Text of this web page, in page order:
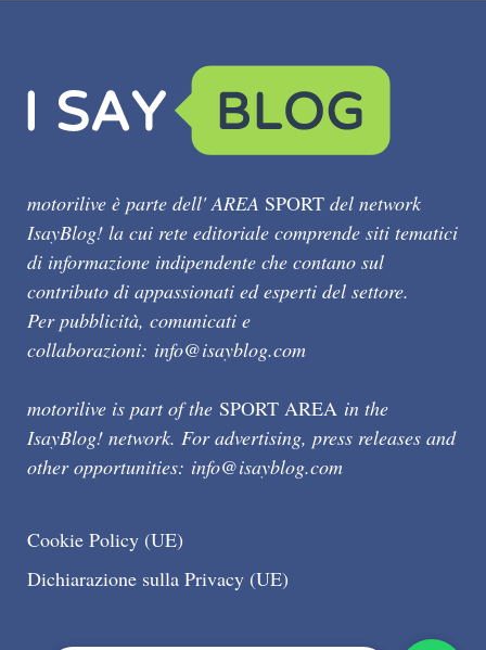
motorilive è parte dell' AREA SPORT del network
IsayBlog! la cui rete editoriale comprende siti tematici
di informazione indipendente che contano sul
contributo di appassionati ed esperti del settore.
Per pubblicità, comunicati e
collaborazioni: info@isayblog.com
motorilive is part of the SPORT AREA in the
IsayBlog! network. For advertising, press releases and
other opportunities: info@isayblog.com
Cookie Policy (UE)
Dichiarazione sulla Privacy (UE)